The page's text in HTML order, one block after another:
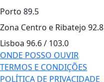
Porto 89.5
Zona Centro e Ribatejo 92.8
Lisboa 96.6 / 103.0
ONDE POSSO OUVIR
TERMOS E CONDIÇÕES
POLÍTICA DE PRIVACIDADE